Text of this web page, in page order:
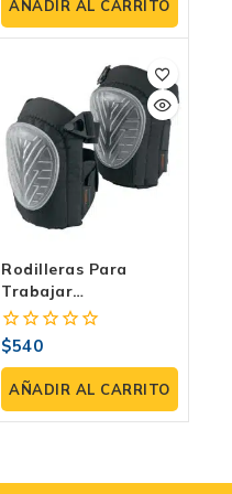
5
AÑADIR AL CARRITO
Rodilleras Para
Trabajar
Profesionales De PVC
Acolchadas Para
Soldadores,
Mecánicos Y Trabajos
0
fuera
de
5
$540
AÑADIR AL CARRITO